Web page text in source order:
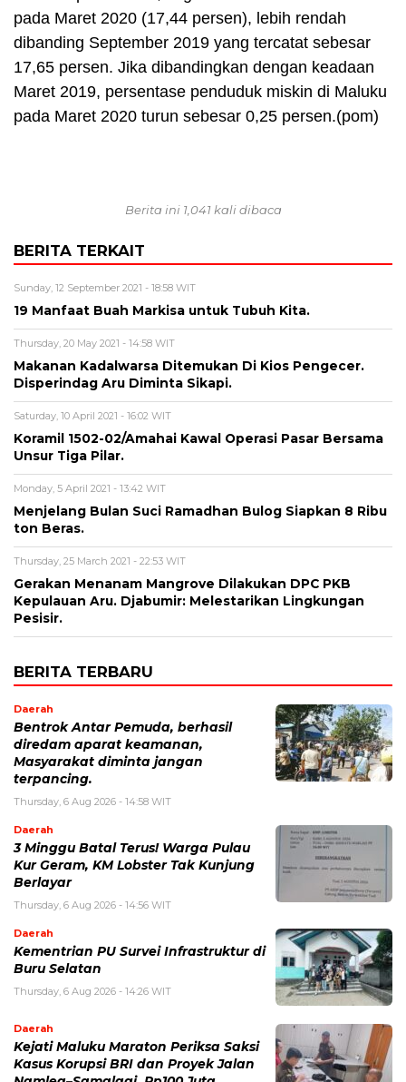
pada Maret 2020 (17,44 persen), lebih rendah
dibanding September 2019 yang tercatat sebesar
17,65 persen. Jika dibandingkan dengan keadaan
Maret 2019, persentase penduduk miskin di Maluku
pada Maret 2020 turun sebesar 0,25 persen.(pom)
Berita ini 1,041 kali dibaca
BERITA TERKAIT
Sunday, 12 September 2021 - 18:58 WIT
19 Manfaat Buah Markisa untuk Tubuh Kita.
Thursday, 20 May 2021 - 14:58 WIT
Makanan Kadalwarsa Ditemukan Di Kios Pengecer.
Disperindag Aru Diminta Sikapi.
Saturday, 10 April 2021 - 16:02 WIT
Koramil 1502-02/Amahai Kawal Operasi Pasar Bersama
Unsur Tiga Pilar.
Monday, 5 April 2021 - 13:42 WIT
Menjelang Bulan Suci Ramadhan Bulog Siapkan 8 Ribu
ton Beras.
Thursday, 25 March 2021 - 22:53 WIT
Gerakan Menanam Mangrove Dilakukan DPC PKB
Kepulauan Aru. Djabumir: Melestarikan Lingkungan
Pesisir.
BERITA TERBARU
Daerah
Bentrok Antar Pemuda, berhasil
diredam aparat keamanan,
Masyarakat diminta jangan
terpancing.
Thursday, 6 Aug 2026 - 14:58 WIT
Daerah
3 Minggu Batal Terus! Warga Pulau
Kur Geram, KM Lobster Tak Kunjung
Berlayar
Thursday, 6 Aug 2026 - 14:56 WIT
Daerah
Kementrian PU Survei Infrastruktur di
Buru Selatan
Thursday, 6 Aug 2026 - 14:26 WIT
Daerah
Kejati Maluku Maraton Periksa Saksi
Kasus Korupsi BRI dan Proyek Jalan